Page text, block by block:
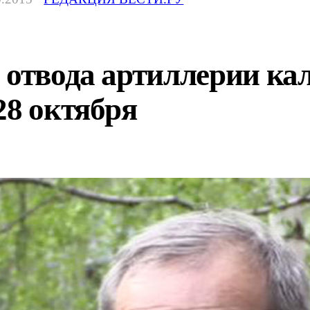
артиллерии
октября